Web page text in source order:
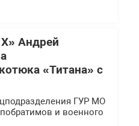
Андрей
«Титана» с
ГУР МО
и военного